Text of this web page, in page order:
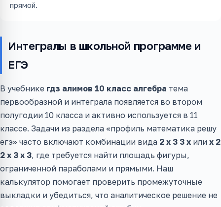
прямой.
Интегралы в школьной программе и
ЕГЭ
В учебнике гдз алимов 10 класс алгебра тема
первообразной и интеграла появляется во втором
полугодии 10 класса и активно используется в 11
классе. Задачи из раздела «профиль математика решу
егэ» часто включают комбинации вида 2 x 3 3 x или x 2
2 x 3 x 3, где требуется найти площадь фигуры,
ограниченной параболами и прямыми. Наш
калькулятор помогает проверить промежуточные
выкладки и убедиться, что аналитическое решение не